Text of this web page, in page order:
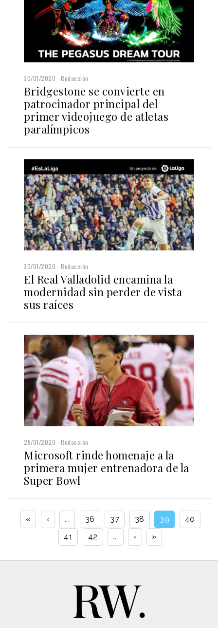
30/01/2020 Redacción
Bridgestone se convierte en
patrocinador principal del
primer videojuego de atletas
paralímpicos
30/01/2020 Redacción
El Real Valladolid encamina la
modernidad sin perder de vista
sus raíces
29/01/2020 Redacción
Microsoft rinde homenaje a la
primera mujer entrenadora de la
Super Bowl
« ‹ ... 36 37 38 39
40
41
42 ... › »